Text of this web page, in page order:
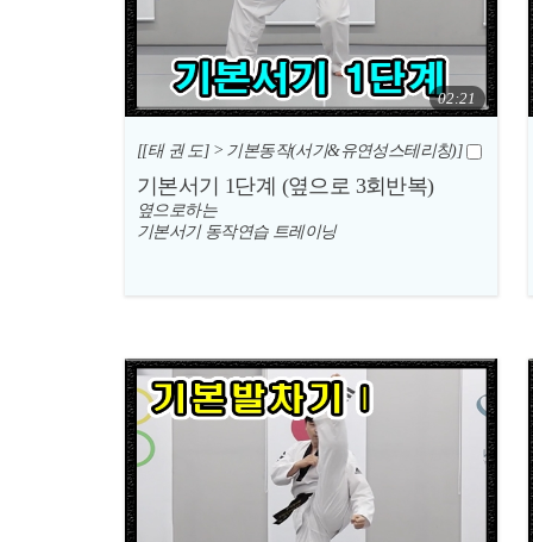
02:21
[[태 권 도] > 기본동작(서기&유연성스테리칭)]
기본서기 1단계 (옆으로 3회반복)
옆으로하는
기본서기 동작연습 트레이닝